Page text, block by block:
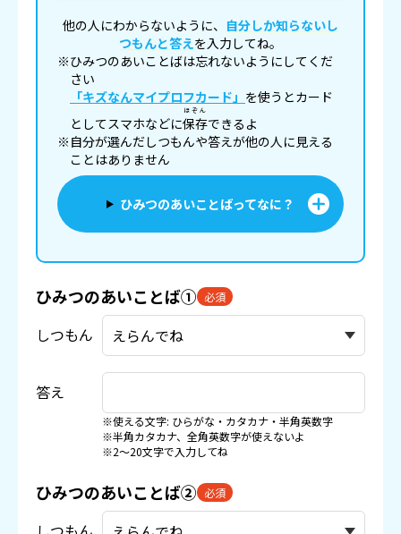
他の人にわからないように、 自分しか知らないし
つもんと答えを入力してね。
※ひみつのあいことばは忘れないようにしてくだ
さい
「キズなんマイプロフカード」 を使うとカード
としてスマホなどに保存
ほぞん
できるよ
※自分が選んだしつもんや答えが他の人に見える
ことはありません
ひみつのあいことばってなに？
ひみつのあいことば① 必須
しつもん
答え
※使える文字: ひらがな・カタカナ・半角英数字
※半角カタカナ、全角英数字が使えないよ
※2〜20文字で入力してね
ひみつのあいことば② 必須